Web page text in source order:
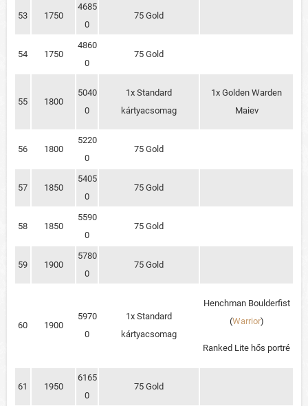
53 1750
4685
0
75 Gold
54 1750
4860
0
75 Gold
55 1800
5040
0
1x Standard
kártyacsomag
1x Golden Warden
Maiev
56 1800
5220
0
75 Gold
57 1850
5405
0
75 Gold
58 1850
5590
0
75 Gold
59 1900
5780
0
75 Gold
60 1900
5970
0
1x Standard
kártyacsomag
Henchman Boulderfist
(Warrior)
Ranked Lite hős portré
61 1950
6165
0
75 Gold